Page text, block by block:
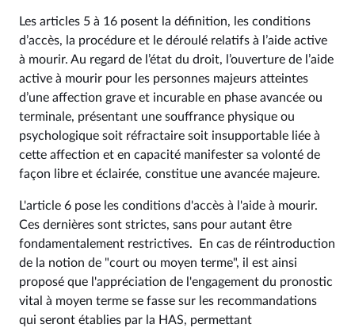
Les articles 5 à 16 posent la définition, les conditions
d’accès, la procédure et le déroulé relatifs à l’aide active
à mourir. Au regard de l’état du droit, l’ouverture de l’aide
active à mourir pour les personnes majeurs atteintes
d’une affection grave et incurable en phase avancée ou
terminale, présentant une souffrance physique ou
psychologique soit réfractaire soit insupportable liée à
cette affection et en capacité manifester sa volonté de
façon libre et éclairée, constitue une avancée majeure.
L'article 6 pose les conditions d'accès à l'aide à mourir.
Ces dernières sont strictes, sans pour autant être
fondamentalement restrictives. En cas de réintroduction
de la notion de "court ou moyen terme", il est ainsi
proposé que l'appréciation de l'engagement du pronostic
vital à moyen terme se fasse sur les recommandations
qui seront établies par la HAS, permettant